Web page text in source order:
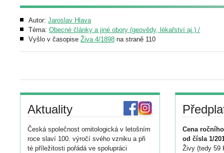
Autor: Jaroslav Hlava
Téma: Obecné články a jiné obory (geovědy, lékařství aj.) /
Vyšlo v časopise Živa 4/1898 na straně 110
Aktuality
Česká společnost ornitologická v letošním
roce slaví 100. výročí svého vzniku a při
té příležitosti pořádá ve spolupráci
Cena
od čísla 1/
Živy (tedy 59